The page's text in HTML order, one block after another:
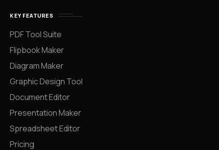
KEY FEATURES
PDF Tool Suite
Flipbook Maker
Diagram Maker
Graphic Design Tool
Document Editor
Presentation Maker
Spreadsheet Editor
Pricing